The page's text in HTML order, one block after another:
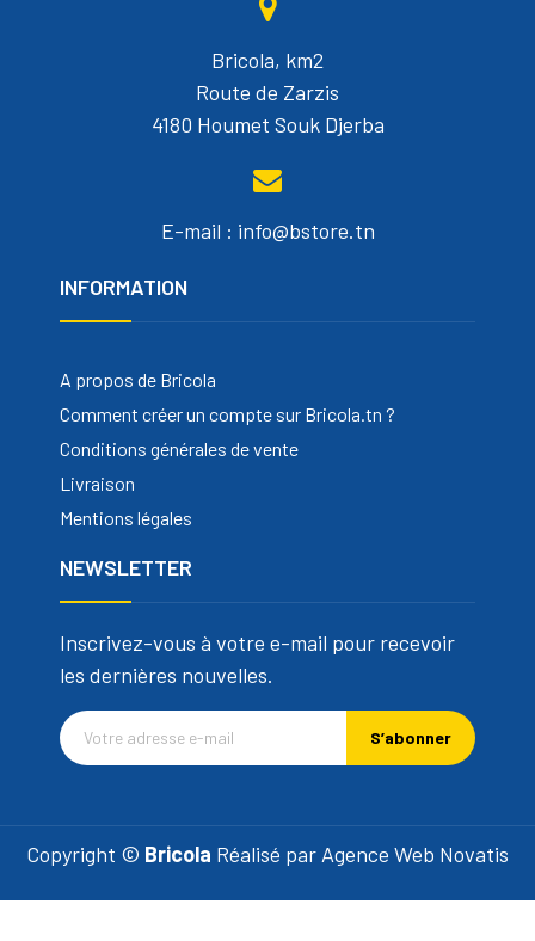
Bricola, km2
Route de Zarzis
4180 Houmet Souk Djerba
E-mail : info@bstore.tn
INFORMATION
A propos de Bricola
Comment créer un compte sur Bricola.tn ?
Conditions générales de vente
Livraison
Mentions légales
NEWSLETTER
Inscrivez-vous à votre e-mail pour recevoir
les dernières nouvelles.
S’abonner
Copyright © Bricola Réalisé par Agence Web Novatis